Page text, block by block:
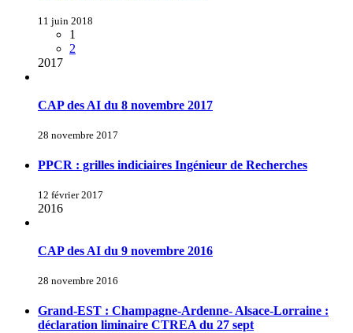
11 juin 2018
1
2
2017
CAP des AI du 8 novembre 2017
28 novembre 2017
PPCR : grilles indiciaires Ingénieur de Recherches
12 février 2017
2016
CAP des AI du 9 novembre 2016
28 novembre 2016
Grand-EST : Champagne-Ardenne- Alsace-Lorraine :
déclaration liminaire CTREA du 27 sept